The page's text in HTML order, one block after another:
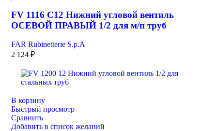
FV 1116 C12 Нижний угловой вентиль
ОСЕВОЙ ПРАВЫЙ 1/2 для м/п труб
FAR Rubinetterie S.p.A
2 124 ₽
В корзину
Быстрый просмотр
Сравнить
Добавить в список желаний